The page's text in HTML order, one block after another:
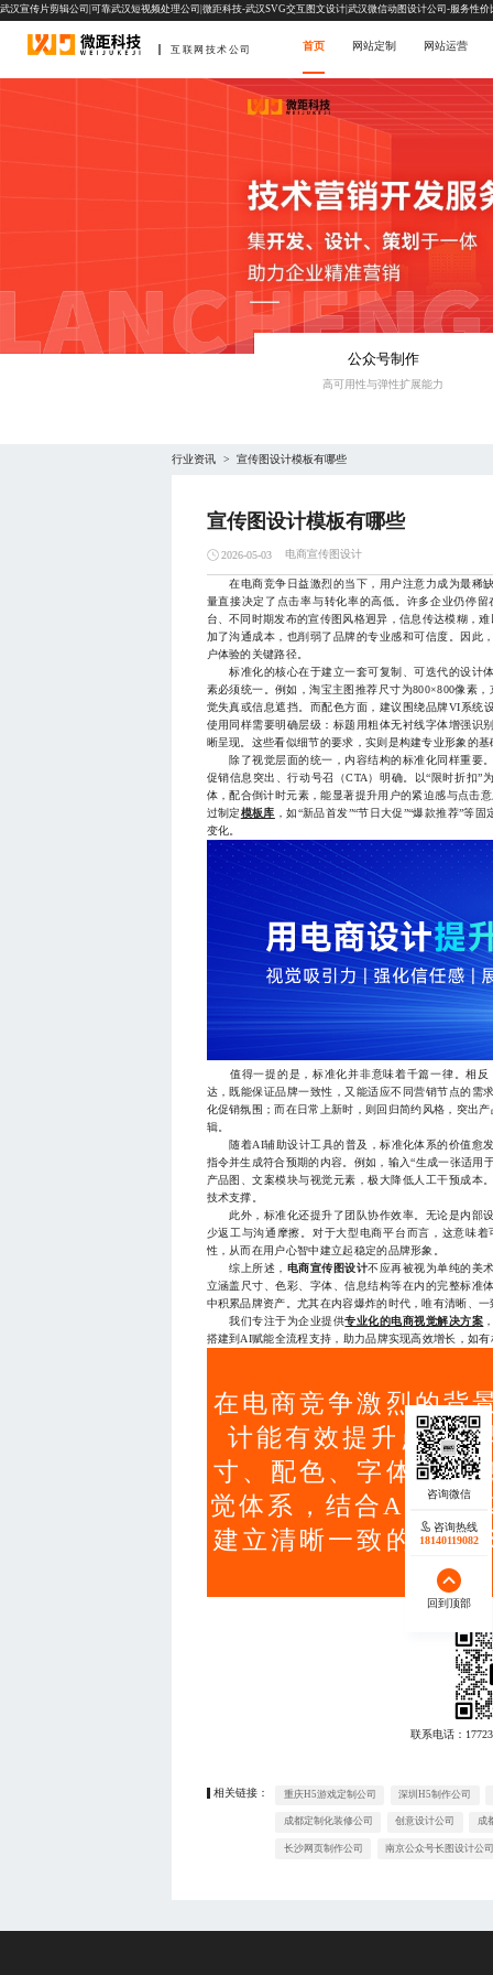
武汉宣传片剪辑公司|可靠武汉短视频处理公司|微距科技-武汉SVG交互图文设计|武汉微信动图设计公司-服务性价
互联网技术公司 首页 网站定制 网站运营
公众号制作
高可用性与弹性扩展能力‌
行业资讯 > 宣传图设计模板有哪些
宣传图设计模板有哪些
2026-05-03 电商宣传图设计
在电商竞争日益激烈的当下，用户注意力成为最稀
量直接决定了点击率与转化率的高低。许多企业仍停
台、不同时期发布的宣传图风格迥异，信息传达模糊，
加了沟通成本，也削弱了品牌的专业感和可信度。因此
户体验的关键路径。
标准化的核心在于建立一套可复制、可迭代的设计
素必须统一。例如，淘宝主图推荐尺寸为800×800像素
觉失真或信息遮挡。而配色方面，建议围绕品牌VI系统
使用同样需要明确层级：标题用粗体无衬线字体增强识
晰呈现。这些看似细节的要求，实则是构建专业形象的基
除了视觉层面的统一，内容结构的标准化同样重要
促销信息突出、行动号召（CTA）明确。以“限时折扣”
体，配合倒计时元素，能显著提升用户的紧迫感与点击
过制定模板库 ，如“新品首发”“节日大促”“爆款推荐”等
变化。
值得一提的是，标准化并非意味着千篇一律。相反
达，既能保证品牌一致性，又能适应不同营销节点的需
化促销氛围；而在日常上新时，则回归简约风格，突出
辑。
随着AI辅助设计工具的普及，标准化体系的价值愈
指令并生成符合预期的内容。例如，输入“生成一张适用
产品图、文案模块与视觉元素，极大降低人工干预成本
技术支撑。
此外，标准化还提升了团队协作效率。无论是内部
少返工与沟通摩擦。对于大型电商平台而言，这意味
性，从而在用户心智中建立起稳定的品牌形象。
综上所述， 电商宣传图设计不应再被视为单纯的美
立涵盖尺寸、色彩、字体、信息结构等在内的完整标准
中积累品牌资产。尤其在内容爆炸的时代，唯有清晰、
我们专注于为企业提供专业化的电商视觉解决方案
搭建到AI赋能全流程支持，助力品牌实现高效增长，如有
在电商竞争激烈的背
计能有效提升点击
寸、配色、字体及信
觉体系，结合AI工具
建立清晰一致的视觉
联系电话：
相关链接： 重庆H5游戏定制公司 深圳H5制作公司
成都定制化装修公司 创意设计公司 成
长沙网页制作公司 南京公众号长图设计公
咨询热线
18140119082
回到顶部